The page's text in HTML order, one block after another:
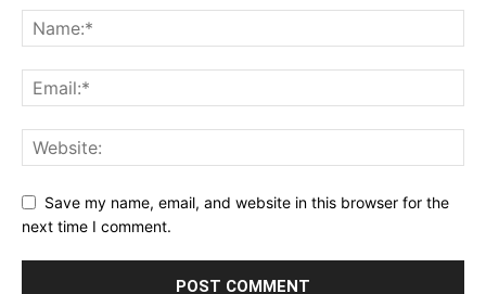
Save my name, email, and website in this browser for the
next time I comment.